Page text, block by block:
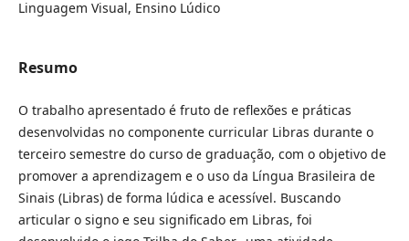
Linguagem Visual, Ensino Lúdico
Resumo
O trabalho apresentado é fruto de reflexões e práticas
desenvolvidas no componente curricular Libras durante o
terceiro semestre do curso de graduação, com o objetivo de
promover a aprendizagem e o uso da Língua Brasileira de
Sinais (Libras) de forma lúdica e acessível. Buscando
articular o signo e seu significado em Libras, foi